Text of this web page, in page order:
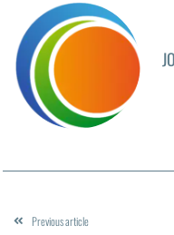
Previous article